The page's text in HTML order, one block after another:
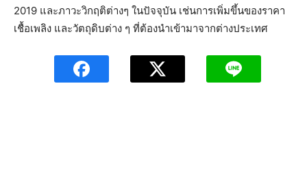
2019 และภาวะวิกฤติต่างๆ ในปัจจุบัน เช่นการเพิ่มขึ้นของราคา
เชื้อเพลิง และวัตถุดิบต่าง ๆ ที่ต้องนำเข้ามาจากต่างประเทศ